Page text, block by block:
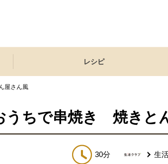
レシピ
屋さん風
うちで串焼き 焼きと
30分 生